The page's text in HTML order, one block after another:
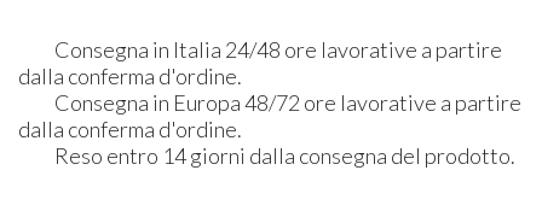
Consegna in Italia 24/48 ore lavorative a partire
dalla conferma d'ordine.
Consegna in Europa 48/72 ore lavorative a partire
dalla conferma d'ordine.
Reso entro 14 giorni dalla consegna del prodotto.